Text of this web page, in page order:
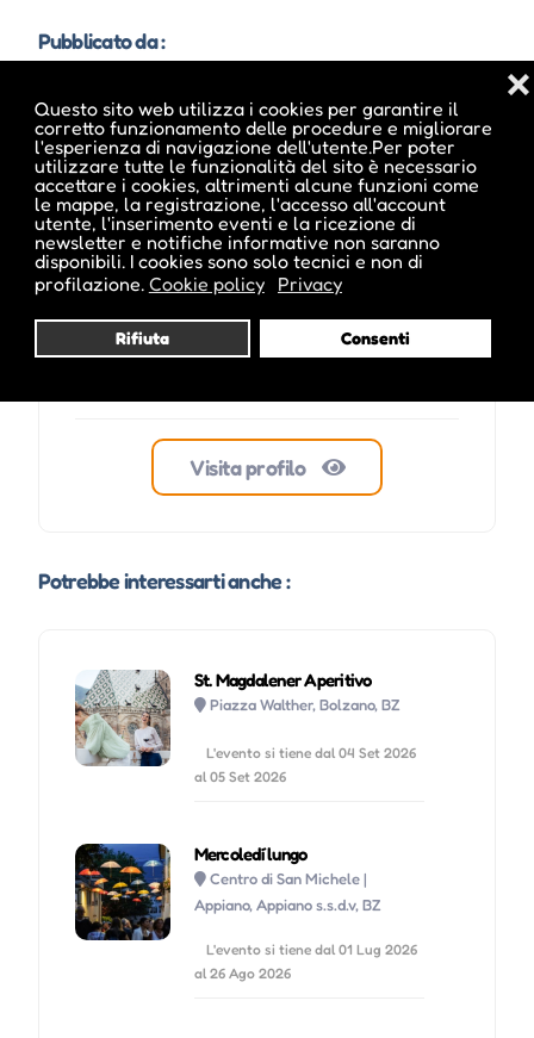
Questo sito web utilizza i cookies per garantire il
corretto funzionamento delle procedure e migliorare
l'esperienza di navigazione dell'utente.Per poter
utilizzare tutte le funzionalità del sito è necessario
accettare i cookies, altrimenti alcune funzioni come
le mappe, la registrazione, l'accesso all'account
utente, l'inserimento eventi e la ricezione di
newsletter e notifiche informative non saranno
disponibili. I cookies sono solo tecnici e non di
profilazione. Cookie policy Privacy
Rifiuta Consenti
❌
Pubblicato da :
ale inside
Visita profilo
Potrebbe interessarti anche :
St. Magdalener Aperitivo
Piazza Walther, Bolzano, BZ
L'evento si tiene dal 04 Set 2026
al 05 Set 2026
Mercoledí lungo
Centro di San Michele |
Appiano, Appiano s.s.d.v, BZ
L'evento si tiene dal 01 Lug 2026
al 26 Ago 2026